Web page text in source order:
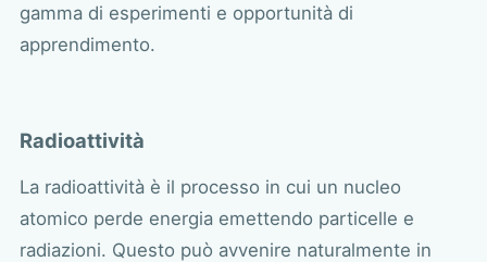
gamma di esperimenti e opportunità di
apprendimento.
Radioattività
La radioattività è il processo in cui un nucleo
atomico perde energia emettendo particelle e
radiazioni. Questo può avvenire naturalmente in